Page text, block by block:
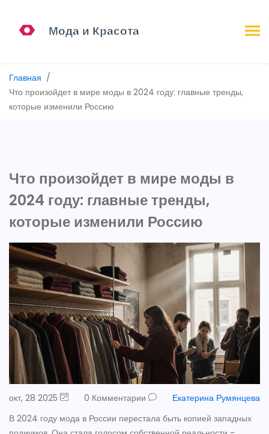
Главная
Что произойдет в мире моды в 2024 году: главные тренды,
которые изменили Россию
Что произойдет в мире моды в
2024 году: главные тренды,
которые изменили Россию
окт, 28 2025 0 Комментарии
Екатерина Румянцева
В 2024 году мода в России перестала быть копией западных